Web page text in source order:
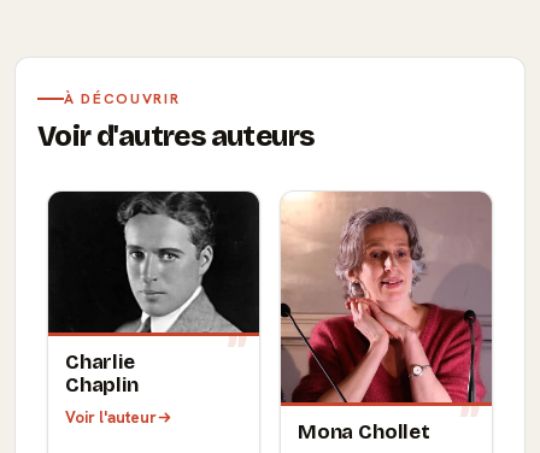
À DÉCOUVRIR
Voir d'autres auteurs
Charlie
Chaplin
Voir l'auteur
Mona Chollet